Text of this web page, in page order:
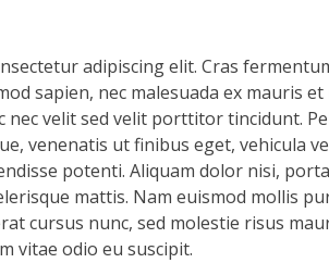
adipiscing elit. Cras
sapien, nec malesuada ex mauris
nec velit sed velit porttitor tincidunt.
venenatis ut finibus eget, vehicula
potenti. Aliquam dolor nisi,
mattis. Nam euismod mollis
cursus nunc, sed molestie risus
vitae odio eu suscipit.